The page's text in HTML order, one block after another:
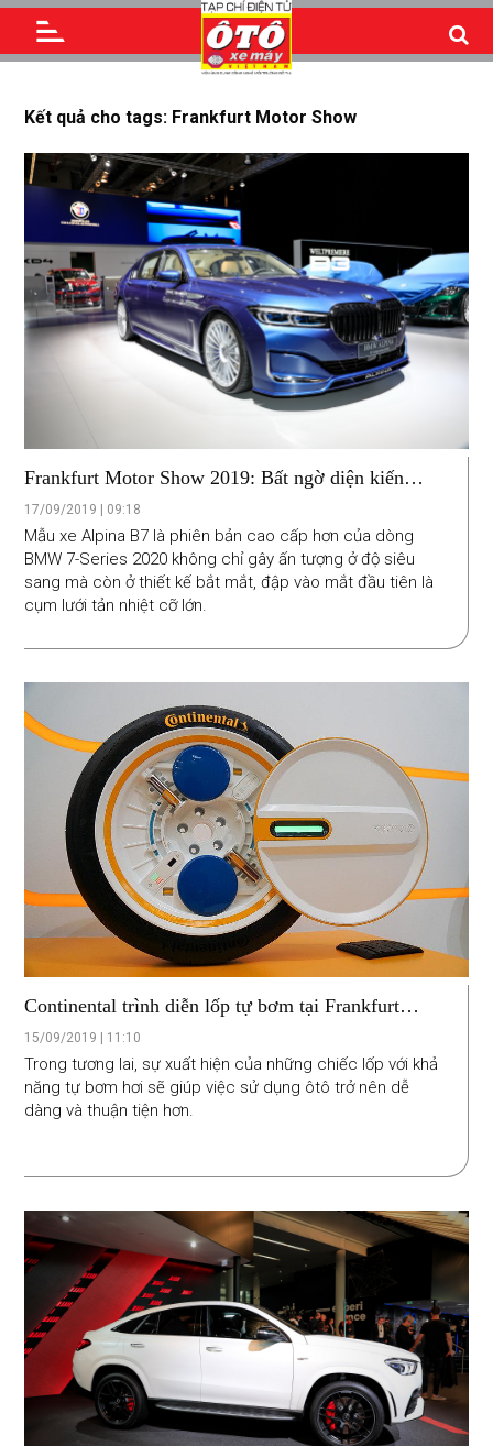
Kết quả cho tags: Frankfurt Motor Show
Frankfurt Motor Show 2019: Bất ngờ diện kiến
sedan siêu sang Alpina B7 2020
17/09/2019 | 09:18
Mẫu xe Alpina B7 là phiên bản cao cấp hơn của dòng
BMW 7-Series 2020 không chỉ gây ấn tượng ở độ siêu
sang mà còn ở thiết kế bắt mắt, đập vào mắt đầu tiên là
cụm lưới tản nhiệt cỡ lớn.
Continental trình diễn lốp tự bơm tại Frankfurt
Motor Show 2019
15/09/2019 | 11:10
Trong tương lai, sự xuất hiện của những chiếc lốp với khả
năng tự bơm hơi sẽ giúp việc sử dụng ôtô trở nên dễ
dàng và thuận tiện hơn.